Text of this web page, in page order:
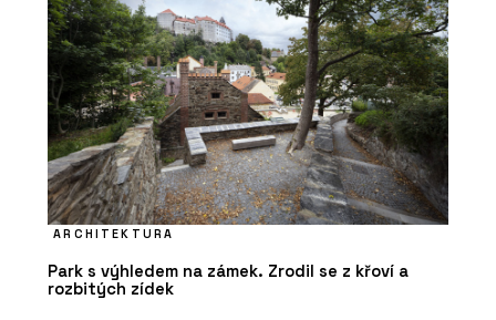
ARCHITEKTURA
Park s výhledem na zámek. Zrodil se z křoví a
rozbitých zídek